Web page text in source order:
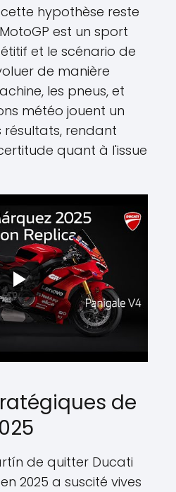
hypothèse reste
est un sport
et le scénario de
de manière
les pneus, et
météo jouent un
résultats, rendant
quant à l'issue
de
de quitter Ducati
2025 a suscité vives